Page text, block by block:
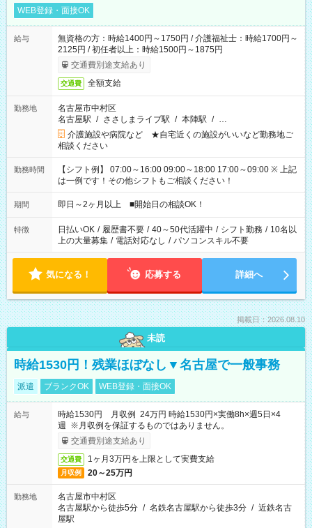
WEB登録・面接OK
給与
無資格の方：時給1400円～1750円 / 介護福祉士：時給1700円～
2125円 / 初任者以上：時給1500円～1875円
交通費別途支給あり
交通費 全額支給
勤務地
名古屋市中村区
名古屋駅 / ささしまライブ駅 / 本陣駅 / …
介護施設や病院など ★自宅近くの施設がいいなど勤務地ご
相談ください
勤務時間
【シフト例】 07:00～16:00 09:00～18:00 17:00～09:00 ※ 上記
は一例です！その他シフトもご相談ください！
期間 即日～2ヶ月以上 ■開始日の相談OK！
特徴 日払いOK / 履歴書不要 / 40～50代活躍中 / シフト勤務 / 10名以
上の大量募集 / 電話対応なし / パソコンスキル不要
気になる！ 応募する 詳細へ
掲載日：2026.08.10
未読
時給1530円！残業ほぼなし▼名古屋で一般事務
派遣 ブランクOK WEB登録・面接OK
給与
時給1530円 月収例 24万円 時給1530円×実働8h×週5日×4
週 ※月収例を保証するものではありません。
交通費別途支給あり
交通費 1ヶ月3万円を上限として実費支給
月収例 20～25万円
勤務地
名古屋市中村区
名古屋駅から徒歩5分 / 名鉄名古屋駅から徒歩3分 / 近鉄名古
屋駅